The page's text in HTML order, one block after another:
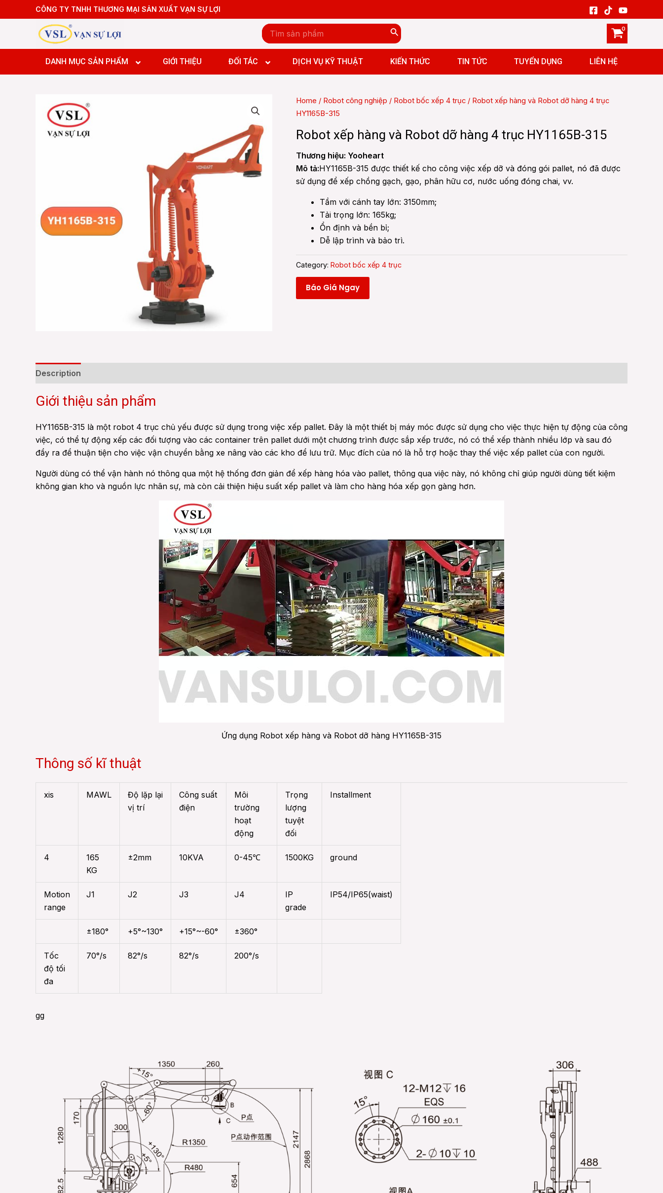
to
CÔNG TY TNHH THƯƠNG MẠI SẢN XUẤT VẠN SỰ LỢI
Search
for:
DANH MỤC SẢN PHẨM
Máy tiện ngang CNC
Máy phay đứng CNC
Máy phay ngang CNC
Máy phay giường CNC
Máy Doa Boring and Milling machine CNC
GIỚI THIỆU ĐỐI TÁC DỊCH VỤ KỸ THUẬT KIẾN THỨC TIN TỨC TUYỂN DỤNG LIÊN HỆ
Máy tiện ngang CNC
Máy phay đứng CNC
Máy Doa Boring and Milling machine CNC
Home / Robot công nghiệp / Robot bốc xếp 4 trục / Robot xếp hàng và Robot dỡ hàng 4 trục
HY1165B-315
Robot xếp hàng và Robot dỡ hàng 4 trục HY1165B-315
Thương hiệu: Yooheart
Mô tả:HY1165B-315 được thiết kế cho công việc xếp dỡ và đóng gói pallet, nó đã được
sử dụng để xếp chồng gạch, gạo, phân hữu cơ, nước uống đóng chai, vv.
Tầm với cánh tay lớn: 3150mm;
Tải trọng lớn: 165kg;
Ổn định và bền bỉ;
Dễ lập trình và bảo trì.
Category: Robot bốc xếp 4 trục
Báo Giá Ngay
Description
Giới thiệu sản phẩm
HY1165B-315 là một robot 4 trục chủ yếu được sử dụng trong việc xếp pallet. Đây là một thiết bị máy móc được sử dụng cho việc thực hiện tự động của công
việc, có thể tự động xếp các đối tượng vào các container trên pallet dưới một chương trình được sắp xếp trước, nó có thể xếp thành nhiều lớp và sau đó
đẩy ra để thuận tiện cho việc vận chuyển bằng xe nâng vào các kho để lưu trữ. Mục đích của nó là hỗ trợ hoặc thay thế việc xếp pallet của con người.
Người dùng có thể vận hành nó thông qua một hệ thống đơn giản để xếp hàng hóa vào pallet, thông qua việc này, nó không chỉ giúp người dùng tiết kiệm
không gian kho và nguồn lực nhân sự, mà còn cải thiện hiệu suất xếp pallet và làm cho hàng hóa xếp gọn gàng hơn.
Ứng dụng Robot xếp hàng và Robot dỡ hàng HY1165B-315
Thông số kĩ thuật
xis MAWL
Độ lặp lại
vị trí
Công suất
điện
Môi
trường
hoạt
động
Trọng
lượng
tuyệt
đối
Installment
4
165
KG
±2mm 10KVA 0-45℃ 1500KG ground
Motion
range
J1 J2 J3 J4
IP
grade
IP54/IP65(waist)
±180° +5°~130° +15°~-60° ±360°
Tốc
độ tối
đa
70°/s 82°/s 82°/s 200°/s
gg